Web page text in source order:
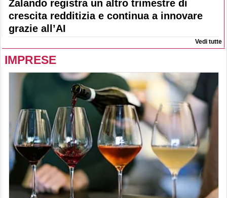
Zalando registra un altro trimestre di
crescita redditizia e continua a innovare
grazie all’AI
Vedi tutte
IMPRESE